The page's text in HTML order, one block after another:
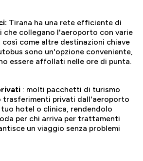
Tirana ha una rete efficiente di
che collegano l'aeroporto con varie
come altre destinazioni chiave
sono un'opzione conveniente,
essere affollati nelle ore di punta.
: molti pacchetti di turismo
privati ​​dall'aeroporto
hotel o clinica, rendendolo
per chi arriva per trattamenti
un viaggio senza problemi